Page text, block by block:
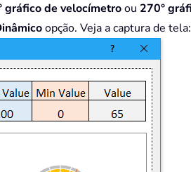
gráfico de velocímetroou 270°
opção. Veja a captura de tela: